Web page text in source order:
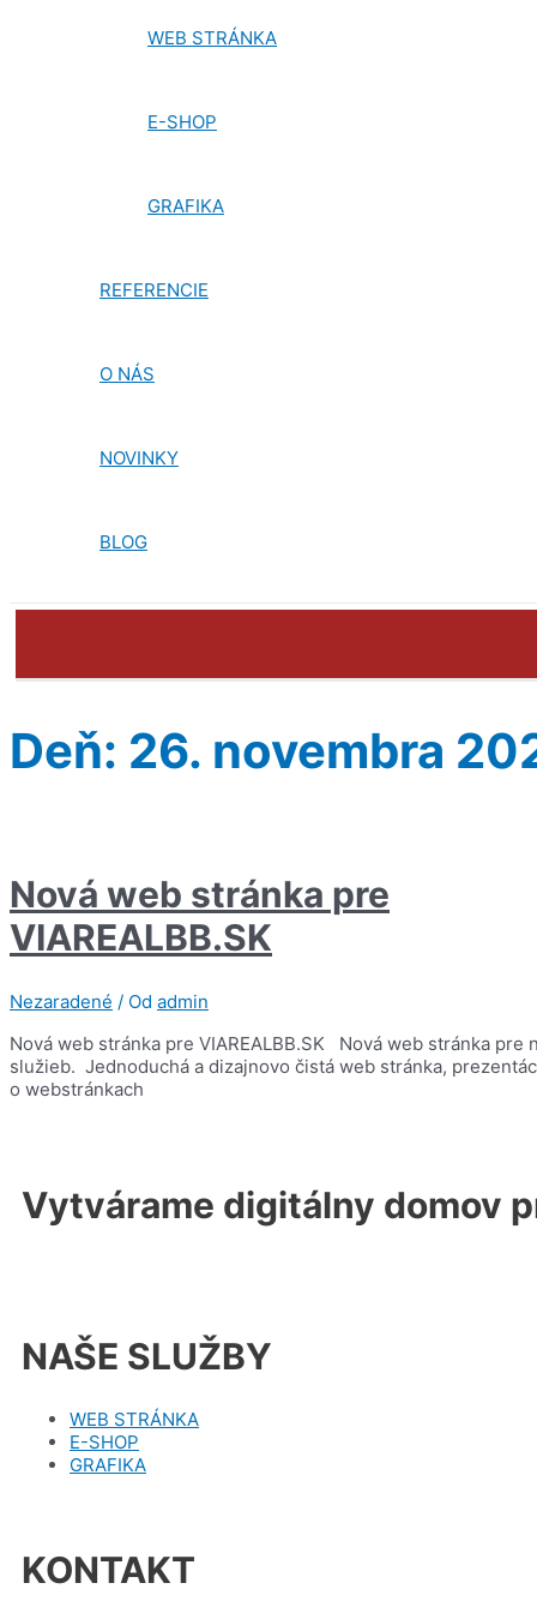
WEB STRÁNKA
E-SHOP
GRAFIKA
REFERENCIE
O NÁS
NOVINKY
BLOG
Deň: 26. novembra
Nová web stránka pre
VIAREALBB.SK
Nezaradené / Od admin
Nová web stránka pre VIAREALBB.SK Nová web stránka
služieb. Jednoduchá a dizajnovo čistá web stránka,
o webstránkach
Vytvárame digitálny domov
NAŠE SLUŽBY
WEB STRÁNKA
E-SHOP
GRAFIKA
KONTAKT